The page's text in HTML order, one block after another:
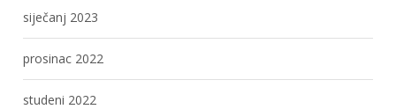
siječanj 2023
prosinac 2022
studeni 2022